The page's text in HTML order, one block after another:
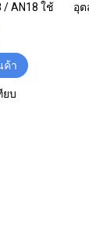
/ AN18 ใช้
ค้า
ยบ
อุต